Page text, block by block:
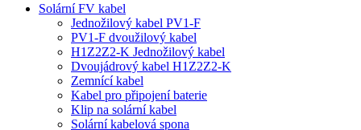
Solární FV kabel
Jednožilový kabel PV1-F
PV1-F dvoužilový kabel
H1Z2Z2-K Jednožilový kabel
Dvoujádrový kabel H1Z2Z2-K
Zemnící kabel
Kabel pro připojení baterie
Klip na solární kabel
Solární kabelová spona